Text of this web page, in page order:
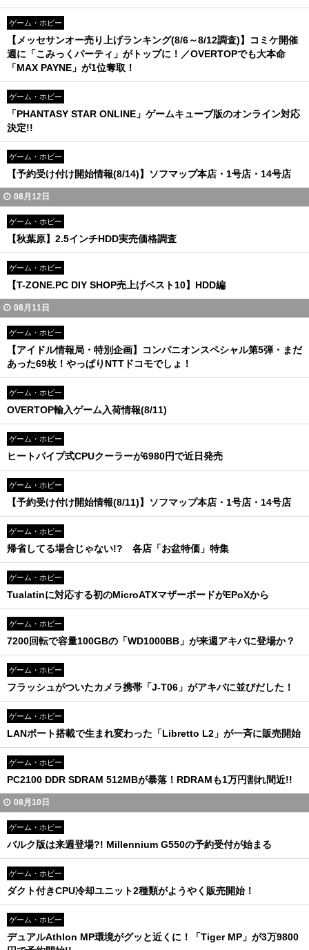
ゲーム・ホビー
【メッセサンオー売り上げランキング(8/6～8/12調査)】コミケ開催
週に「こみっくパーティ」がトップに！／OVERTOPでも大本命
「MAX PAYNE」が1位奪取！
ゲーム・ホビー
「PHANTASY STAR ONLINE」ゲームキューブ版のオンライン対応
決定!!
ゲーム・ホビー
【予約受け付け開始情報(8/14)】ソフマップ本店・1号店・14号店
08月12日
ゲーム・ホビー
【秋葉原】2.5インチHDD実売価格調査
ゲーム・ホビー
【T-ZONE.PC DIY SHOP売上げベスト10】HDD編
08月11日
ゲーム・ホビー
【アイドル情報局・特別企画】コンパニオンスペシャル第5弾・まだ
あった69枚！やっぱりNTTドコモでしょ！
ゲーム・ホビー
OVERTOP輸入ゲーム入荷情報(8/11)
ゲーム・ホビー
ヒートパイプ式CPUクーラーが6980円で近日発売
ゲーム・ホビー
【予約受け付け開始情報(8/11)】ソフマップ本店・1号店・14号店
ゲーム・ホビー
帰省してる場合じゃない!? 各店「お盆特価」特集
ゲーム・ホビー
Tualatinに対応する初のMicroATXマザーボードがEPoXから
ゲーム・ホビー
7200回転で容量100GBの「WD1000BB」が来週アキバに登場か？
ゲーム・ホビー
フラッシュがついたカメラ携帯「J-T06」がアキバに並びだした！
ゲーム・ホビー
LANポート搭載で生まれ変わった「Libretto L2」が一斉に販売開始
ゲーム・ホビー
PC2100 DDR SDRAM 512MBが暴落！RDRAMも1万円割れ間近!!
08月10日
ゲーム・ホビー
バルク版は来週登場?! Millennium G550の予約受付が始まる
ゲーム・ホビー
ダクト付きCPU冷却ユニット2種類がようやく販売開始！
ゲーム・ホビー
デュアルAthlon MP環境がグッと近くに！「Tiger MP」が3万9800